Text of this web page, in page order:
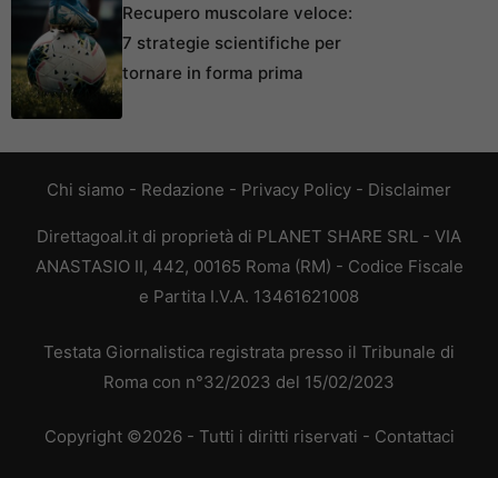
Recupero muscolare veloce:
7 strategie scientifiche per
tornare in forma prima
Chi siamo - Redazione - Privacy Policy - Disclaimer
Direttagoal.it di proprietà di PLANET SHARE SRL - VIA
ANASTASIO II, 442, 00165 Roma (RM) - Codice Fiscale
e Partita I.V.A. 13461621008
Testata Giornalistica registrata presso il Tribunale di
Roma con n°32/2023 del 15/02/2023
Copyright ©2026 - Tutti i diritti riservati - Contattaci